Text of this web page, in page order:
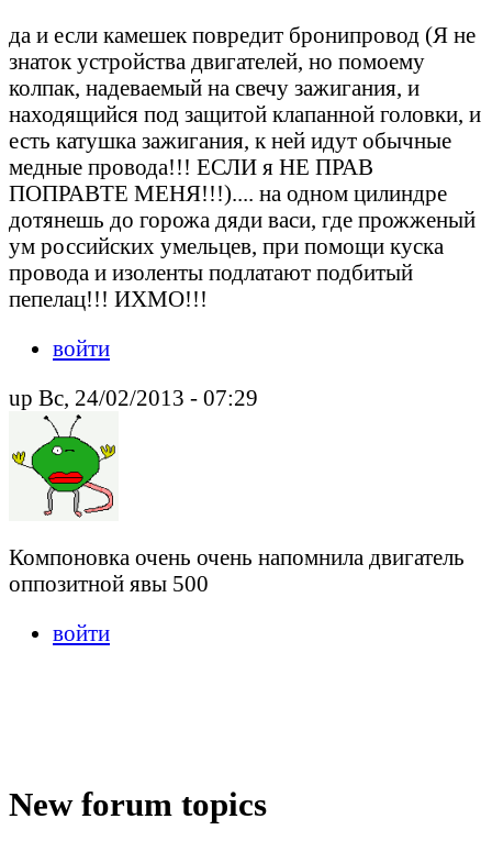
да и если камешек повредит бронипровод (Я не
знаток устройства двигателей, но помоему
колпак, надеваемый на свечу зажигания, и
находящийся под защитой клапанной головки, и
есть катушка зажигания, к ней идут обычные
медные провода!!! ЕСЛИ я НЕ ПРАВ
ПОПРАВТЕ МЕНЯ!!!).... на одном цилиндре
дотянешь до горожа дяди васи, где прожженый
ум российских умельцев, при помощи куска
провода и изоленты подлатают подбитый
пепелац!!! ИХМО!!!
войти
up Вс, 24/02/2013 - 07:29
Компоновка очень очень напомнила двигатель
оппозитной явы 500
войти
New forum topics